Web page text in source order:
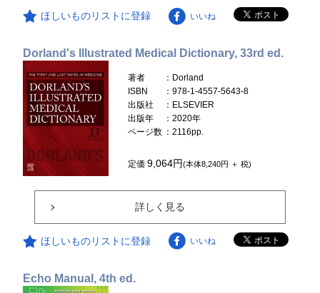
ほしいものリストに登録 いいね
Dorland's Illustrated Medical Dictionary, 33rd ed.
著者
：Dorland
ISBN
：978-1-4557-5643-8
出版社
：ELSEVIER
出版年
：2020年
ページ数 ：2116pp.
定価9,064円(本体8,240円 ＋ 税)
詳しく見る
ほしいものリストに登録 いいね
Echo Manual, 4th ed.